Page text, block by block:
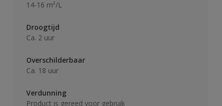
14-16 m²/L
Droogtijd
Ca. 2 uur
Overschilderbaar
Ca. 18 uur
Verdunning
Product is gereed voor gebruik